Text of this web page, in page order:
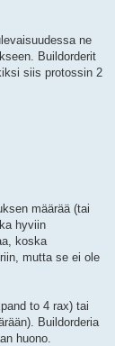
ne
Buildorderit
siis protossin 2
määrää (tai
hyviin
koska
mutta se ei ole
to 4 rax) tai
Buildorderia
huono.